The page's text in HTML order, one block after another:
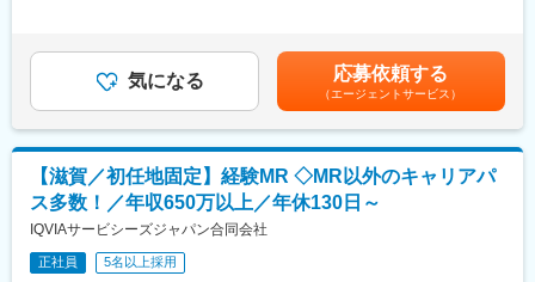
工場長直結で業務遂行してもらうことを想定しております。
遂行していただきます。一つの業務に特化せず、ご経験と意欲に
応じて幅広く様々な業務を担当いただけます。
・フレックスタイム制を導入しており非常に働きやすい環境で
す。
■当社について：
・医薬品・健康食品であるソフトカプセル製剤を製造していま
■業務内容：
・大学病院などに所属する医師に対して、実際の症例をベースに
した適切な情報提供・適正使用の推進
・医療機関との賃貸借契約の契約締結と与信管理
・医療機器に対して使用成績調査等のPMS業務
・治療開始時における機器の手配、医療機関や社内各部署との調
整
＜営業スタイル＞
主に大学病院や基幹病院の医師や医療従事者に対して、実際の症
賞与実績:前年度実績（年間給与の15％）賃金はあくまでも目安の
金額であり、選考を通じて上下する可能性があります。月給(月額)
は固定手当を含めた表記です。
気になる 応募依頼する
（エージェントサービス）
【滋賀／初任地固定】経験MR ◇MR以外のキャリアパ
ス多数！／年収650万以上／年休130日～
IQVIAサービシーズジャパン合同会社
正社員 5名以上採用